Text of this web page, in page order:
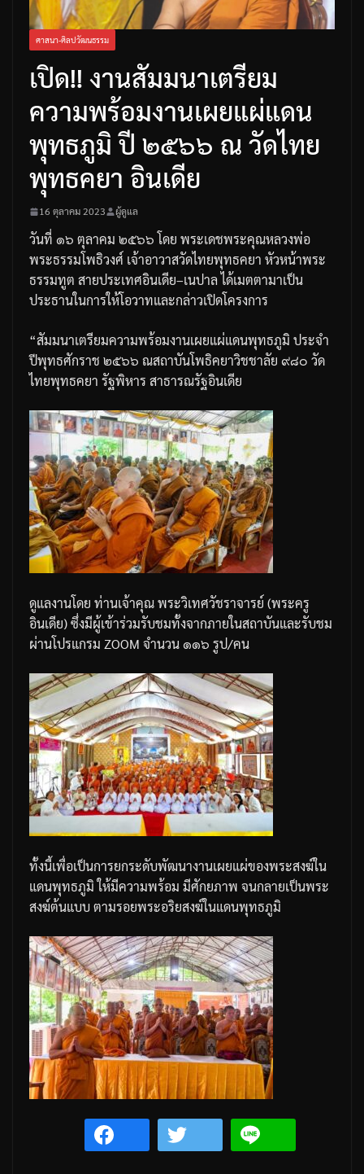
ศาสนา-ศิลปวัฒนธรรม
เปิด!! งานสัมมนาเตรียม
ความพร้อมงานเผยแผ่แดน
พุทธภูมิ ปี ๒๕๖๖ ณ วัดไทย
พุทธคยา อินเดีย
16 ตุลาคม 2023 ผู้ดูแล
วันที่ ๑๖ ตุลาคม ๒๕๖๖ โดย พระเดชพระคุณหลวงพ่อ
พระธรรมโพธิวงศ์ เจ้าอาวาสวัดไทยพุทธคยา หัวหน้าพระ
ธรรมทูต สายประเทศอินเดีย–เนปาล ได้เมตตามาเป็น
ประธานในการให้โอวาทและกล่าวเปิดโครงการ
“สัมมนาเตรียมความพร้อมงานเผยแผ่แดนพุทธภูมิ ประจำ
ปีพุทธศักราช ๒๕๖๖ ณสถาบันโพธิคยาวิชชาลัย ๙๘๐ วัด
ไทยพุทธคยา รัฐพิหาร สาธารณรัฐอินเดีย
ดูแลงานโดย ท่านเจ้าคุณพระวิเทศวัชราจารย์ (พระครู
อินเดีย)ซึ่งมีผู้เข้าร่วมรับชมทั้งจากภายในสถาบันและรับชม
ผ่านโปรแกรม ZOOM จำนวน๑๑๖ รูป/คน
ทั้งนี้เพื่อเป็นการยกระดับพัฒนางานเผยแผ่ของพระสงฆ์ใน
แดนพุทธภูมิ ให้มีความพร้อม มีศักยภาพ จนกลายเป็นพระ
สงฆ์ต้นแบบตามรอยพระอริยสงฆ์ในแดนพุทธภูมิ